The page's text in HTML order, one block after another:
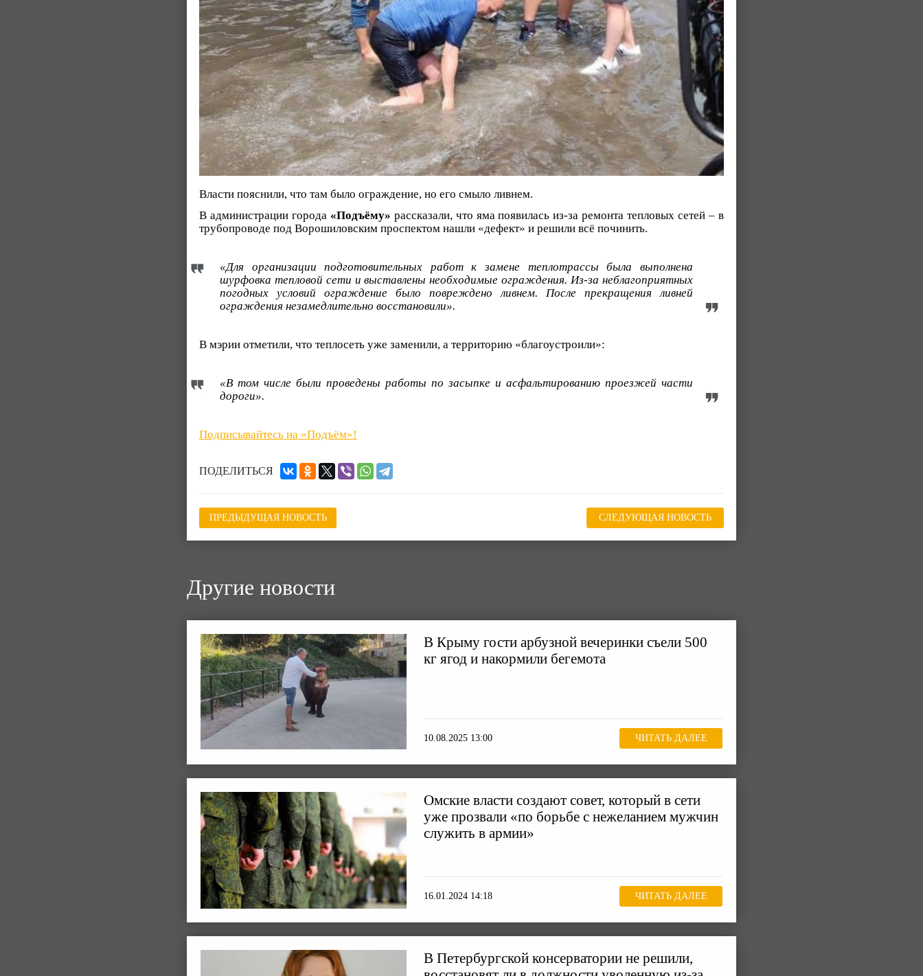
Власти пояснили, что там было ограждение, но его смыло ливнем.
В администрации города «Подъёму» рассказали, что яма появилась из-за ремонта тепловых сетей – в
трубопроводе под Ворошиловским проспектом нашли «дефект» и решили всё починить.
«Для организации подготовительных работ к замене теплотрассы была выполнена
шурфовка тепловой сети и выставлены необходимые ограждения. Из-за неблагоприятных
погодных условий ограждение было повреждено ливнем. После прекращения ливней
ограждения незамедлительно восстановили».
В мэрии отметили, что теплосеть уже заменили, а территорию «благоустроили»:
«В том числе были проведены работы по засыпке и асфальтированию проезжей части
дороги».
Подписывайтесь на «Подъём»!
ПОДЕЛИТЬСЯ
ПРЕДЫДУЩАЯ НОВОСТЬ СЛЕДУЮЩАЯ НОВОСТЬ
Другие новости
В Крыму гости арбузной вечеринки съели 500
кг ягод и накормили бегемота
10.08.2025 13:00 ЧИТАТЬ ДАЛЕЕ
Омские власти создают совет, который в сети
уже прозвали «по борьбе с нежеланием мужчин
служить в армии»
16.01.2024 14:18 ЧИТАТЬ ДАЛЕЕ
В Петербургской консерватории не решили,